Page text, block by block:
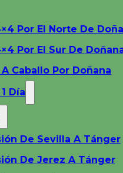
Por El Norte De
Por El Sur De
A Caballo Por Doñana
Día
De Sevilla A Tánger
De Jerez A Tánger